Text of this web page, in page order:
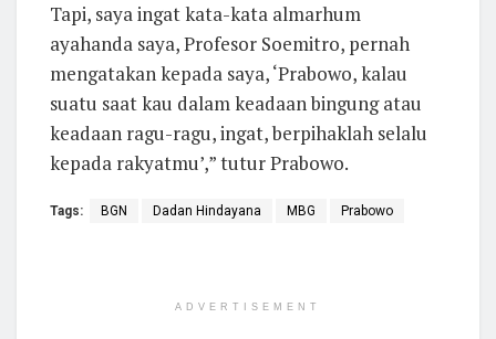
Tapi, saya ingat kata-kata almarhum
ayahanda saya, Profesor Soemitro, pernah
mengatakan kepada saya, ‘Prabowo, kalau
suatu saat kau dalam keadaan bingung atau
keadaan ragu-ragu, ingat, berpihaklah selalu
kepada rakyatmu’,” tutur Prabowo.
Tags: BGN Dadan Hindayana MBG Prabowo
ADVERTISEMENT